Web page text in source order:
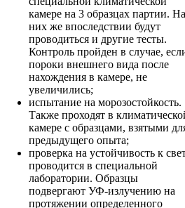
камере на 3 образцах партии. На
них же впоследствии будут
проводиться и другие тесты.
Контроль пройден в случае,
пороки внешнего вида после
нахождения в камере, не
увеличились;
испытание на морозостойкость.
Также проходят в
камере с образцами, взятыми
предыдущего опыта;
проверка на устойчивость к
проводится в специальной
лаборатории. Образцы
подвергают УФ-излучению на
протяжении определенного